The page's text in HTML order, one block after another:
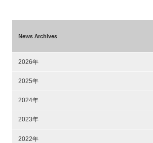
News Archives
2026年
2025年
2024年
2023年
2022年